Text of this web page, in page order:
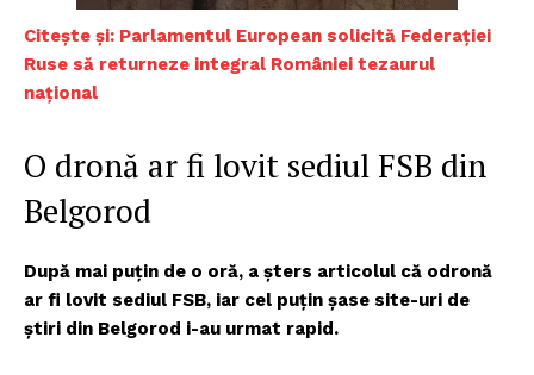
Citește și: Parlamentul European solicită Federației
Ruse să returneze integral României tezaurul
național
O dronă ar fi lovit sediul FSB din
Belgorod
După mai puțin de o oră, a șters articolul că odronă
ar fi lovit sediul FSB, iar cel puțin șase site-uri de
știri din Belgorod i-au urmat rapid.